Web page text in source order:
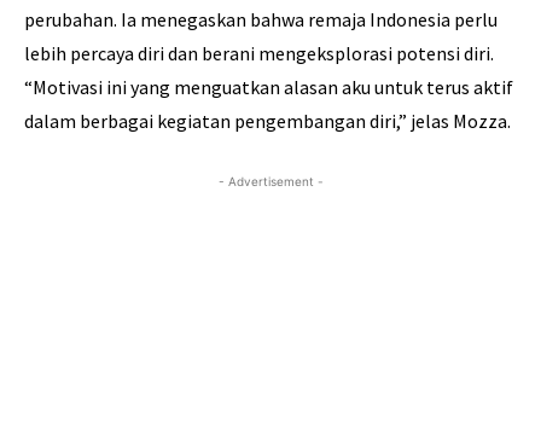
perubahan. Ia menegaskan bahwa remaja Indonesia perlu
lebih percaya diri dan berani mengeksplorasi potensi diri.
“Motivasi ini yang menguatkan alasan aku untuk terus aktif
dalam berbagai kegiatan pengembangan diri,” jelas Mozza.
- Advertisement -